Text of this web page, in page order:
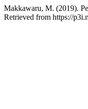
Makkawaru, M. (2019).
Retrieved from https://